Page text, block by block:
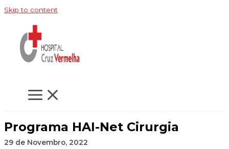
Skip to content
Programa HAI-Net Cirurgia
29 de Novembro, 2022